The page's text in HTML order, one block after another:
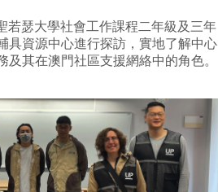
若瑟大學社會工作課程二年級及三年
具資源中心進行探訪，實地了解中心
及其在澳門社區支援網絡中的角色。